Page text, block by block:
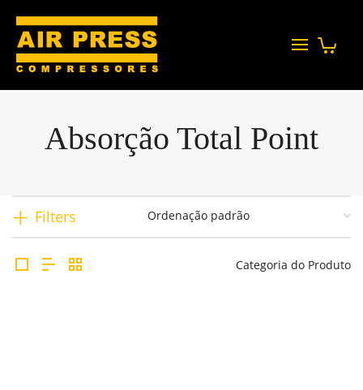
Absorção Total Point
Filters
Categoria do Produto